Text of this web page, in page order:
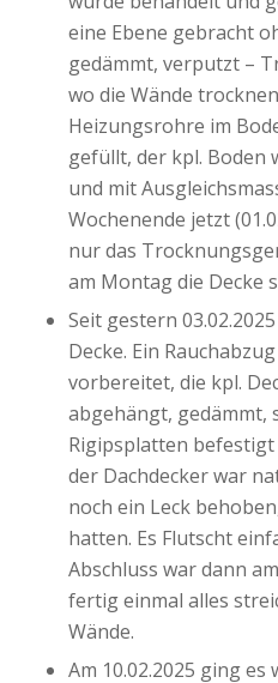
eine Ebene gebracht
gedämmt, verputzt –
wo die Wände
Heizungsrohre im
gefüllt, der kpl. Boden
und mit
Wochenende jetzt
nur das
am Montag die Decke
Seit gestern
Decke. Ein
vorbereitet, die kpl.
abgehängt, gedämmt,
Rigipsplatten
der Dachdecker war
noch ein Leck
hatten. Es Flutscht
Abschluss war dann
fertig einmal alles
Wände.
Am 10.02.2025 ging